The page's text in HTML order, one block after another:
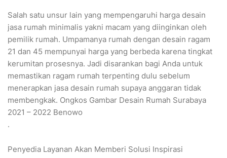
Salah satu unsur lain yang mempengaruhi harga desain
jasa rumah minimalis yakni macam yang diinginkan oleh
pemilik rumah. Umpamanya rumah dengan desain ragam
21 dan 45 mempunyai harga yang berbeda karena tingkat
kerumitan prosesnya. Jadi disarankan bagi Anda untuk
memastikan ragam rumah terpenting dulu sebelum
menerapkan jasa desain rumah supaya anggaran tidak
membengkak. Ongkos Gambar Desain Rumah Surabaya
2021 – 2022 Benowo
.
Penyedia Layanan Akan Memberi Solusi Inspirasi